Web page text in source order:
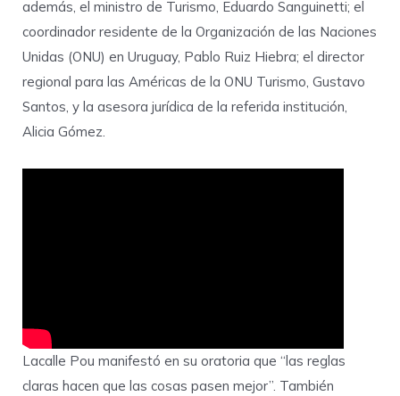
además, el ministro de Turismo, Eduardo Sanguinetti; el
coordinador residente de la Organización de las Naciones
Unidas (ONU) en Uruguay, Pablo Ruiz Hiebra; el director
regional para las Américas de la ONU Turismo, Gustavo
Santos, y la asesora jurídica de la referida institución,
Alicia Gómez.
Lacalle Pou manifestó en su oratoria que “las reglas
claras hacen que las cosas pasen mejor”. También